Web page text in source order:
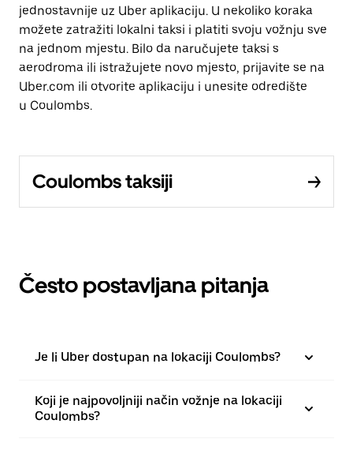
jednostavnije uz Uber aplikaciju. U nekoliko koraka
možete zatražiti lokalni taksi i platiti svoju vožnju sve
na jednom mjestu. Bilo da naručujete taksi s
aerodroma ili istražujete novo mjesto, prijavite se na
Uber.com ili otvorite aplikaciju i unesite odredište
u Coulombs.
Coulombs taksiji
Često postavljana pitanja
Je li Uber dostupan na lokaciji Coulombs?
Koji je najpovoljniji način vožnje na lokaciji
Coulombs?